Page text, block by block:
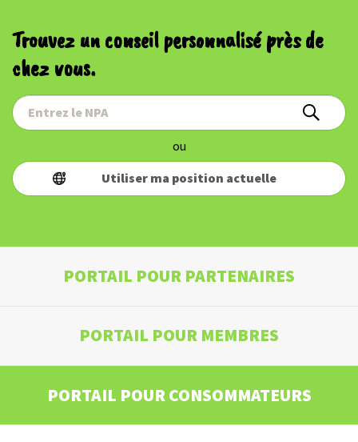
Trouvez un conseil personnalisé près de
chez vous.
ou
Utiliser ma position actuelle
PORTAIL POUR PARTENAIRES
PORTAIL POUR MEMBRES
PORTAIL POUR CONSOMMATEURS